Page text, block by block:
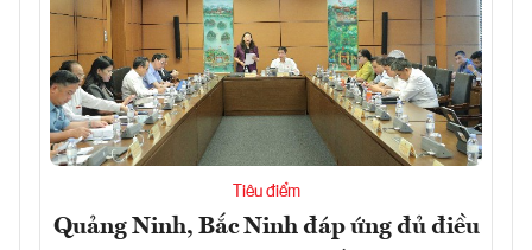
Tiêu điểm
Quảng Ninh, Bắc Ninh đáp ứng đủ điều